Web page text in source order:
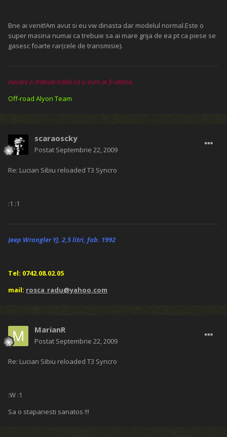
Bne ai venit!Am avut si eu vw dinasta dar modelul normal.Este o
super masina numai ca trebuie sa ai mare grija de ea pt ca piese se
gasesc foarte rar(cele de transmisie).
Fiecare zi trebuie trăită ca și cum ar fi ultima..
Off-road Alyon Team
scaraoscky
Postat Septembrie 22, 2009
Re: Lucian Sibiu reloaded T3 Syncro
:1 :1
Jeep Wrangler YJ, 2,5 litri, fab. 1992
Tel: 0742.08.02.05
mail: rosca_radu@yahoo.com
MarianR
Postat Septembrie 22, 2009
Re: Lucian Sibiu reloaded T3 Syncro
:W :1
Sa o stapanesti sanatos !!!